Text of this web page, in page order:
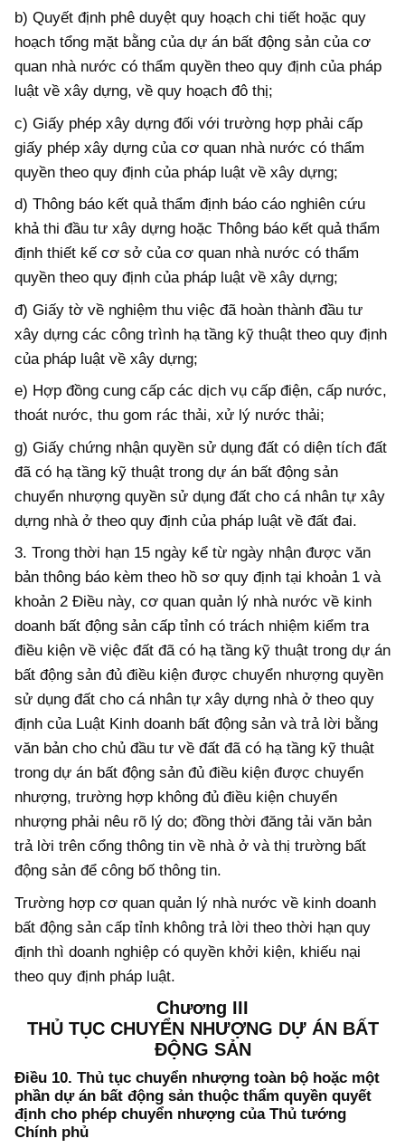
b) Quyết định phê duyệt quy hoạch chi tiết hoặc quy
hoạch tổng mặt bằng của dự án bất động sản của cơ
quan nhà nước có thẩm quyền theo quy định của pháp
luật về xây dựng, về quy hoạch đô thị;
c) Giấy phép xây dựng đối với trường hợp phải cấp
giấy phép xây dựng của cơ quan nhà nước có thẩm
quyền theo quy định của pháp luật về xây dựng;
d) Thông báo kết quả thẩm định báo cáo nghiên cứu
khả thi đầu tư xây dựng hoặc Thông báo kết quả thẩm
định thiết kế cơ sở của cơ quan nhà nước có thẩm
quyền theo quy định của pháp luật về xây dựng;
đ) Giấy tờ về nghiệm thu việc đã hoàn thành đầu tư
xây dựng các công trình hạ tầng kỹ thuật theo quy định
của pháp luật về xây dựng;
e) Hợp đồng cung cấp các dịch vụ cấp điện, cấp nước,
thoát nước, thu gom rác thải, xử lý nước thải;
g) Giấy chứng nhận quyền sử dụng đất có diện tích đất
đã có hạ tầng kỹ thuật trong dự án bất động sản
chuyển nhượng quyền sử dụng đất cho cá nhân tự xây
dựng nhà ở theo quy định của pháp luật về đất đai.
3. Trong thời hạn 15 ngày kể từ ngày nhận được văn
bản thông báo kèm theo hồ sơ quy định tại khoản 1 và
khoản 2 Điều này, cơ quan quản lý nhà nước về kinh
doanh bất động sản cấp tỉnh có trách nhiệm kiểm tra
điều kiện về việc đất đã có hạ tầng kỹ thuật trong dự án
bất động sản đủ điều kiện được chuyển nhượng quyền
sử dụng đất cho cá nhân tự xây dựng nhà ở theo quy
định của Luật Kinh doanh bất động sản và trả lời bằng
văn bản cho chủ đầu tư về đất đã có hạ tầng kỹ thuật
trong dự án bất động sản đủ điều kiện được chuyển
nhượng, trường hợp không đủ điều kiện chuyển
nhượng phải nêu rõ lý do; đồng thời đăng tải văn bản
trả lời trên cổng thông tin về nhà ở và thị trường bất
động sản để công bố thông tin.
Trường hợp cơ quan quản lý nhà nước về kinh doanh
bất động sản cấp tỉnh không trả lời theo thời hạn quy
định thì doanh nghiệp có quyền khởi kiện, khiếu nại
theo quy định pháp luật.
Chương III
THỦ TỤC CHUYỂN NHƯỢNG DỰ ÁN BẤT
ĐỘNG SẢN
Điều 10. Thủ tục chuyển nhượng toàn bộ hoặc một
phần dự án bất động sản thuộc thẩm quyền quyết
định cho phép chuyển nhượng của Thủ tướng
Chính phủ